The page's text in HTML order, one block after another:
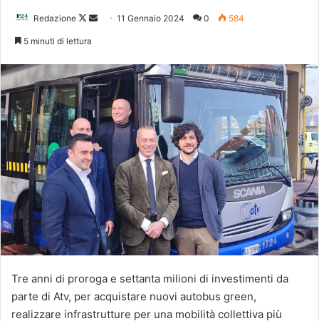
Redazione
Follow
Invia 11 Gennaio 2024 0 584
5 minuti di lettura
Tre anni di proroga e settanta milioni di investimenti da
parte di Atv, per acquistare nuovi autobus green,
realizzare infrastrutture per una mobilità collettiva più